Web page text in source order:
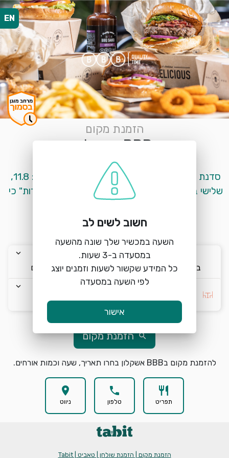
הזמנת מקום
BBB אשקלון
ב׳ 31/8
keyboard_arrow_down
14:00
keyboard_arrow_down
2 אורחים
keyboard_arrow_down
search הזמנת מקום
להזמנת מקום בBBB אשקלון בחרו תאריך, שעה וכמות אורחים.
restaurant
תפריט
phone
טלפון
location_on
ניווט
EN
הזמנת מקום | הזמנת שולחן | טאביט | Tabit
חשוב לשים לב
השעה במכשיר שלך שונה מהשעה
כל המידע שקשור לשעות וזמנים יוצג
לפי השעה במסעדה
אישור